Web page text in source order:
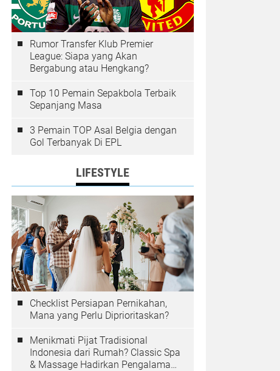
Rumor Transfer Klub Premier
League: Siapa yang Akan
Bergabung atau Hengkang?
Top 10 Pemain Sepakbola Terbaik
Sepanjang Masa
3 Pemain TOP Asal Belgia dengan
Gol Terbanyak Di EPL
LIFESTYLE
Checklist Persiapan Pernikahan,
Mana yang Perlu Diprioritaskan?
Menikmati Pijat Tradisional
Indonesia dari Rumah? Classic Spa
& Massage Hadirkan Pengalaman